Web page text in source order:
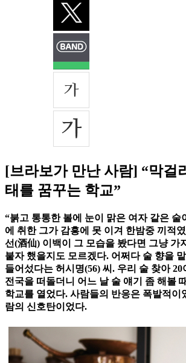
[브라보가 만난 사람] “막걸
태를 꿈꾸는 학교”
“붉고 통통한 볼에 눈이 맑은 여자 같은 술
에 취한 그가 감흥에 못 이겨 한밤중 끼적
선(酒仙) 이백이 그 모습을 봤다면 그냥 가
붙자 했을지도 모르겠다. 어쩌다 술 향을
들어섰다는 허시명(56) 씨. 우리 술 찾아
전국을 떠돌더니 어느 날 술 얘기 좀 해볼
학교를 열었다. 사람들의 반응은 폭발적이
람의 신호탄이었다.